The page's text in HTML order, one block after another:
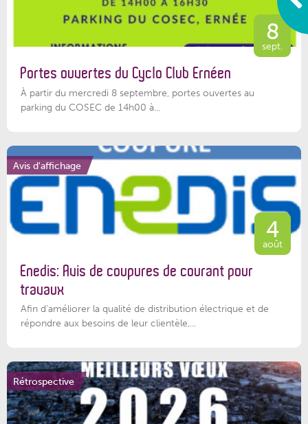
8
sept.
Portes ouvertes du Cyclo Club Ernéen
À partir du mercredi 8 septembre, portes ouvertes au
parking du COSEC de 14h00 à...
Avis d'affichage
4
août
Enedis: Avis de coupures de courant pour
travaux
Afin d’améliorer la qualité de distribution électrique et de
répondre aux besoins de leur clientèle,...
Rétrospective